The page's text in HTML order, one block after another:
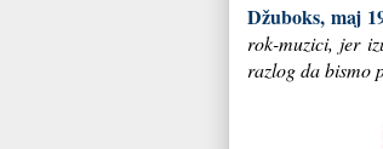
Džuboks, maj
rok-muzici, jer
razlog da bismo